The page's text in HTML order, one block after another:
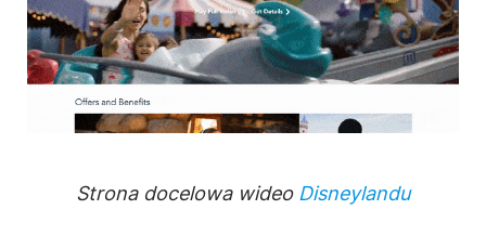
Strona docelowa wideo Disneylandu